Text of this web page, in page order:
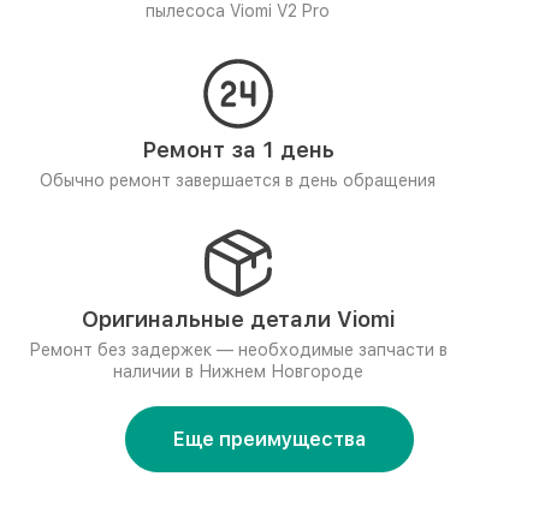
пылесоса Viomi V2 Pro
Ремонт за 1 день
Обычно ремонт завершается в день обращения
Оригинальные детали Viomi
Ремонт без задержек — необходимые запчасти в
наличии в Нижнем Новгороде
Еще преимущества